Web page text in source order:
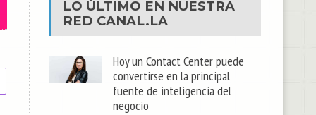
LO ÚLTIMO EN NUESTRA
RED CANAL.LA
Hoy un Contact Center puede
convertirse en la principal
fuente de inteligencia del
negocio